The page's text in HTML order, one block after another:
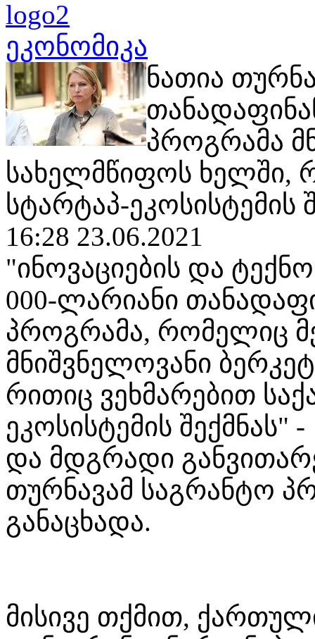
ეკონომიკა
ნათია
პროგრამა
სახელმწიფოს ხელში,
სტარტაპ-ეკოსისტემის
16:28 23.06.2021
"ინოვაციების და
000-ლარიანი
პროგრამა, რომელიც
მნიშვნელოვანი
რითიც ვეხმარებით
ეკოსისტემის შექმნას"
და მდგრადი
თურნავამ საგრანტო
განაცხადა.
მისივე თქმით,